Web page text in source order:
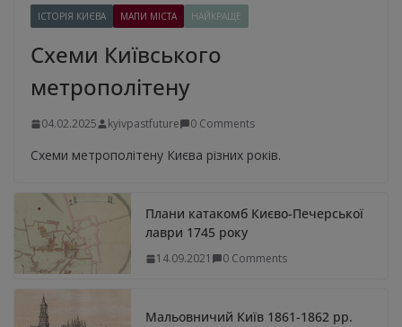
ІСТОРІЯ КИЄВА МАПИ МІСТА НАЙКРАЩЕ
Схеми Київського
метрополітену
04.02.2025 kyivpastfuture 0 Comments
Схеми метрополітену Києва різних років.
Плани катакомб Києво-Печерської
лаври 1745 року
14.09.2021 0 Comments
Мальовничий Київ 1861-1862 рр.